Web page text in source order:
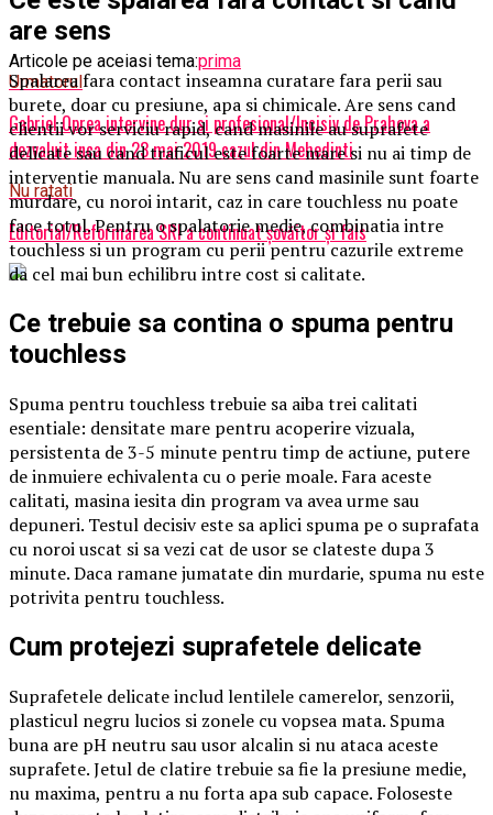
Articole pe aceiasi tema:prima
Urmatorul
Gabriel Oprea intervine dur si profesional/Incisiv de Prahova a
dezvaluit inca din 23 mai 2019 cazul din Mehedinti
Nu ratati
Editorial/Reformarea SRI a continuat şovăitor şi fals
are sens
Spalarea fara contact inseamna curatare fara perii sau
burete, doar cu presiune, apa si chimicale. Are sens cand
clientii vor serviciu rapid, cand masinile au suprafete
delicate sau cand traficul este foarte mare si nu ai timp de
interventie manuala. Nu are sens cand masinile sunt foarte
murdare, cu noroi intarit, caz in care touchless nu poate
face totul. Pentru o spalatorie medie, combinatia intre
touchless si un program cu perii pentru cazurile extreme
da cel mai bun echilibru intre cost si calitate.
Ce trebuie sa contina o spuma pentru
touchless
Spuma pentru touchless trebuie sa aiba trei calitati
esentiale: densitate mare pentru acoperire vizuala,
persistenta de 3-5 minute pentru timp de actiune, putere
de inmuiere echivalenta cu o perie moale. Fara aceste
calitati, masina iesita din program va avea urme sau
depuneri. Testul decisiv este sa aplici spuma pe o suprafata
cu noroi uscat si sa vezi cat de usor se clateste dupa 3
minute. Daca ramane jumatate din murdarie, spuma nu este
potrivita pentru touchless.
Cum protejezi suprafetele delicate
Suprafetele delicate includ lentilele camerelor, senzorii,
plasticul negru lucios si zonele cu vopsea mata. Spuma
buna are pH neutru sau usor alcalin si nu ataca aceste
suprafete. Jetul de clatire trebuie sa fie la presiune medie,
nu maxima, pentru a nu forta apa sub capace. Foloseste